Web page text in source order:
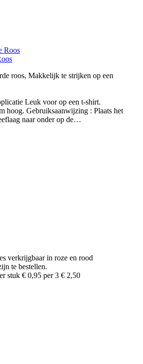
roos, Makkelijk te strijken op een
Leuk voor op een t-shirt.
hoog. Gebruiksaanwijzing : Plaats het
naar onder op de…
verkrijgbaar in roze en rood
te bestellen.
stuk € 0,95 per 3 € 2,50